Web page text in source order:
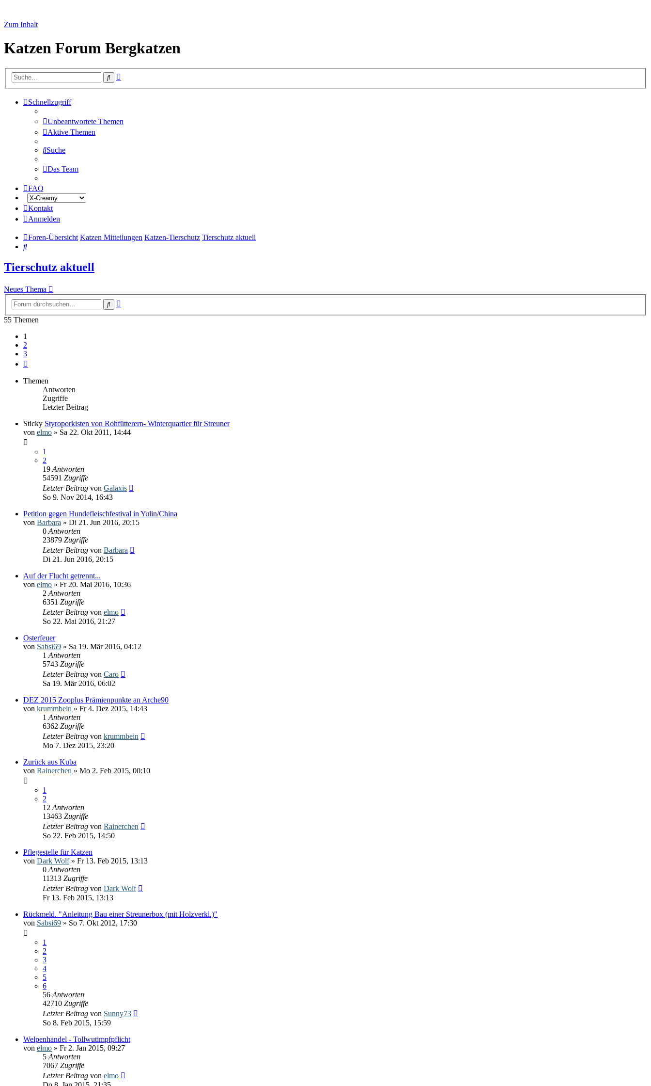
Zum Inhalt
Katzen Forum Bergkatzen
Suche
Schnellzugriff
Unbeantwortete Themen
Aktive Themen
Suche
Das Team
FAQ
Kontakt
Anmelden
Foren-Übersicht Katzen Mitteilungen Katzen-Tierschutz Tierschutz aktuell
Suche
Tierschutz aktuell
Neues Thema
Suche
55 Themen
1
2
3
Themen
Antworten
Zugriffe
Letzter Beitrag
Sticky Styroporkisten von Rohfütterern- Winterquartier für Streuner
von elmo » Sa 22. Okt 2011, 14:44
1
2
19 Antworten
54591 Zugriffe
Letzter Beitrag von Galaxis
So 9. Nov 2014, 16:43
Petition gegen Hundefleischfestival in Yulin/China
von Barbara » Di 21. Jun 2016, 20:15
0 Antworten
23879 Zugriffe
Letzter Beitrag von Barbara
Di 21. Jun 2016, 20:15
Auf der Flucht getrennt...
von elmo » Fr 20. Mai 2016, 10:36
2 Antworten
6351 Zugriffe
Letzter Beitrag von elmo
So 22. Mai 2016, 21:27
Osterfeuer
von Sabsi69 » Sa 19. Mär 2016, 04:12
1 Antworten
5743 Zugriffe
Letzter Beitrag von Caro
Sa 19. Mär 2016, 06:02
DEZ 2015 Zooplus Prämienpunkte an Arche90
von krummbein » Fr 4. Dez 2015, 14:43
1 Antworten
6362 Zugriffe
Letzter Beitrag von krummbein
Mo 7. Dez 2015, 23:20
Zurück aus Kuba
von Rainerchen » Mo 2. Feb 2015, 00:10
1
2
12 Antworten
13463 Zugriffe
Letzter Beitrag von Rainerchen
So 22. Feb 2015, 14:50
Pflegestelle für Katzen
von Dark Wolf» Fr 13. Feb 2015, 13:13
0 Antworten
11313 Zugriffe
Letzter Beitrag von Dark Wolf
Fr 13. Feb 2015, 13:13
Rückmeld. "Anleitung Bau einer Streunerbox (mit Holzverkl.)"
von Sabsi69 » So 7. Okt 2012, 17:30
1
2
3
4
5
6
56 Antworten
42710 Zugriffe
Letzter Beitrag von Sunny73
So 8. Feb 2015, 15:59
Welpenhandel - Tollwutimpfpflicht
von elmo » Fr 2. Jan 2015, 09:27
5 Antworten
7067 Zugriffe
Letzter Beitrag von elmo